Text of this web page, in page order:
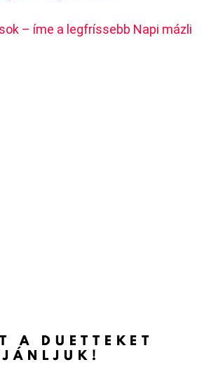
– íme a legfríssebb Napi mázli
A DUETTEKET